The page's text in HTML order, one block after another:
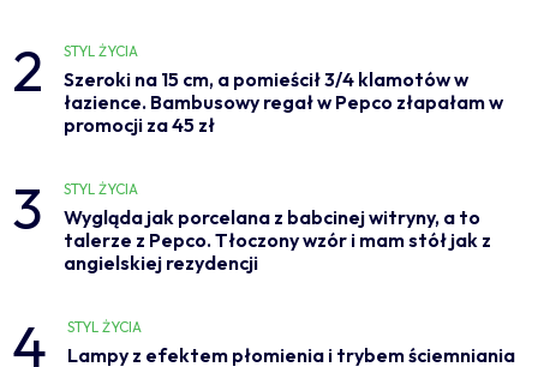
2 STYL ŻYCIA
Szeroki na 15 cm, a pomieścił 3/4 klamotów w
łazience. Bambusowy regał w Pepco złapałam w
promocji za 45 zł
3 STYL ŻYCIA
Wygląda jak porcelana z babcinej witryny, a to
talerze z Pepco. Tłoczony wzór i mam stół jak z
angielskiej rezydencji
4 STYL ŻYCIA
Lampy z efektem płomienia i trybem ściemniania